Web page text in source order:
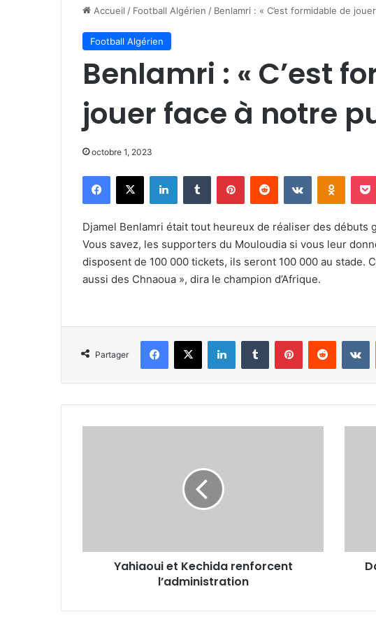
Accueil / Football Algérien / Benlamri : « C’est formidable de
Football Algérien
Benlamri : « C’est
jouer face à notre
octobre 1, 2023
Facebook
X LinkedinTumblr PinterestReddit VKontakte
Djamel Benlamri était tout heureux de réaliser des débuts
Vous savez, les supporters du Mouloudia si vous leur
disposent de 100 000 tickets, ils seront 100 000 au stade.
aussi des Chnaoua », dira le champion d’Afrique.
Partager
Facebook
X LinkedinTumblr PinterestReddit
Yahiaoui et Kechida renforcent
l’administration
la
Ligue